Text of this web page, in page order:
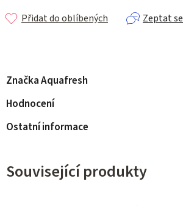
Zeptat se
Přidat do oblíbených
ZnačkaAquafresh
Hodnocení
Ostatní informace
Související produkty